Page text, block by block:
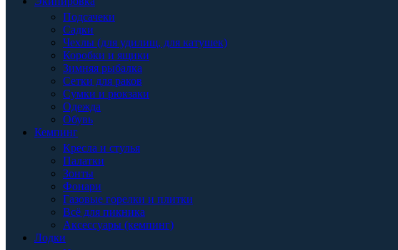
Подсачеки
Садки
Чехлы (для удилищ, для катушек)
Коробки и ящики
Зимняя рыбалка
Сетки для раков
Сумки и рюкзаки
Одежда
Обувь
Кемпинг
Кресла и стулья
Палатки
Зонты
Фонари
Газовые горелки и плитки
Всё для пикника
Аксессуары (кемпинг)
Лодки